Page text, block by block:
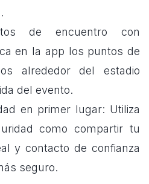
de encuentro con
en la app los puntos de
alrededor del estadio
del evento.
en primer lugar: Utiliza
como compartir tu
y contacto de confianza
seguro.